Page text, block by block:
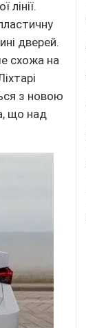
лінії.
дверей.
схожа на
з новою
що над